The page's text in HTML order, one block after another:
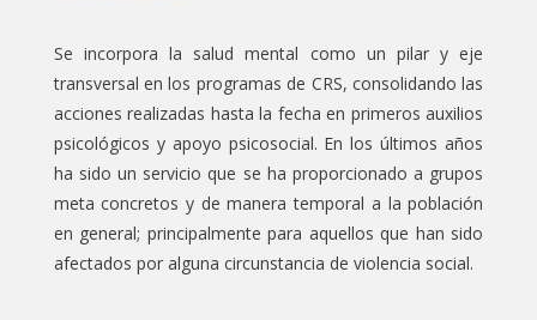
Se incorpora la salud mental como un pilar y eje
transversal en los programas de CRS, consolidando las
acciones realizadas hasta la fecha en primeros auxilios
psicológicos y apoyo psicosocial. En los últimos años
ha sido un servicio que se ha proporcionado a grupos
meta concretos y de manera temporal a la población
en general; principalmente para aquellos que han sido
afectados por alguna circunstancia de violencia social.